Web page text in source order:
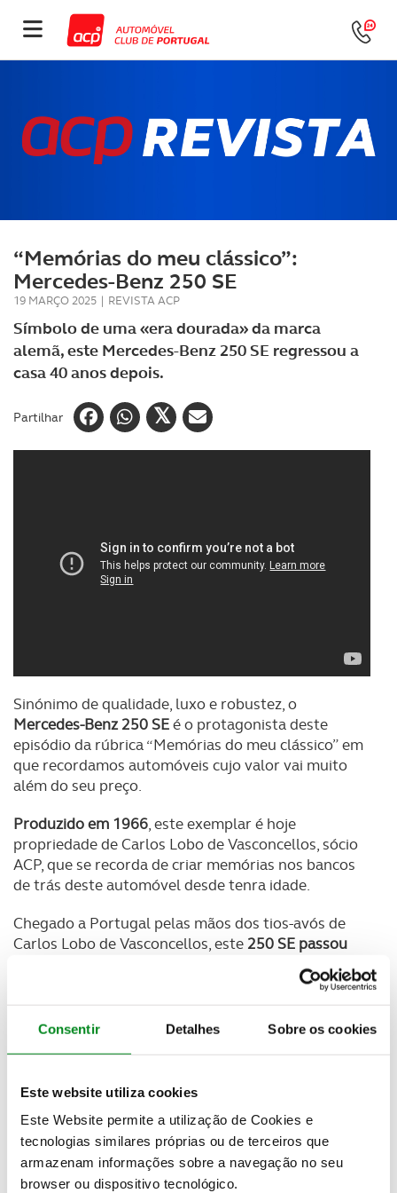
Consentir Detalhes Sobre os cookies
Este website utiliza cookies
Este Website permite a utilização de Cookies e
tecnologias similares próprias ou de terceiros que
armazenam informações sobre a navegação no seu
browser ou dispositivo tecnológico.
“Memórias do meu clássico”:
Mercedes-Benz 250 SE
19 MARÇO 2025 | REVISTA ACP
Símbolo de uma «era dourada» da marca
alemã, este Mercedes-Benz 250 SE regressou a
casa 40 anos depois.
Partilhar
Sinónimo de qualidade, luxo e robustez, o
Mercedes-Benz 250 SEé o protagonista deste
episódio da rúbrica “Memórias do meu clássico” em
que recordamos automóveis cujo valor vai muito
além do seu preço.
Produzido em 1966, este exemplar é hoje
propriedade de Carlos Lobo de Vasconcellos, sócio
ACP, que se recorda de criar memórias nos bancos
de trás deste automóvel desde tenra idade.
Chegado a Portugal pelas mãos dos tios-avós de
Carlos Lobo de Vasconcellos, este 250 SE passou
depois a ser propriedade do seu pai em 1973
Receba as novidades do mundo automóvel e
SUBSCREVER